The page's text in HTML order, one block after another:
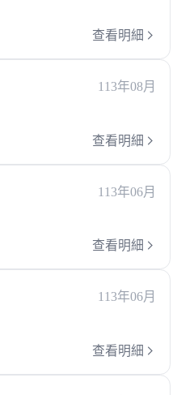
查看明細
113年08月
查看明細
113年06月
查看明細
113年06月
查看明細